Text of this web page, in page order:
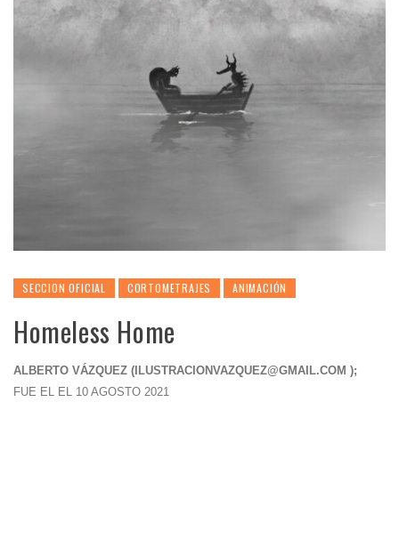
SECCION OFICIAL CORTOMETRAJES ANIMACIÓN
Homeless Home
ALBERTO VÁZQUEZ ( ILUSTRACIONVAZQUEZ@GMAIL.COM );
FUE EL EL 10 AGOSTO 2021